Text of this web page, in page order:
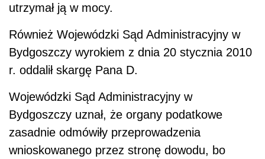
utrzymał ją w mocy.
Również Wojewódzki Sąd Administracyjny w
Bydgoszczy wyrokiem z dnia 20 stycznia 2010
r. oddalił skargę Pana D.
Wojewódzki Sąd Administracyjny w
Bydgoszczy uznał, że organy podatkowe
zasadnie odmówiły przeprowadzenia
wnioskowanego przez stronę dowodu, bo